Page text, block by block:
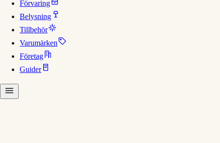
Förvaring
Belysning
Tillbehör
Varumärken
Företag
Guider